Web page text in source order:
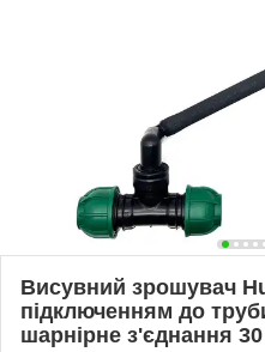
Висувний зрошувач
підключенням до
шарнірне з'єднання